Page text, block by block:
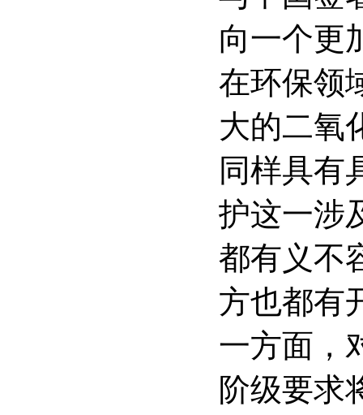
向一个更
在环保领
大的二氧
同样具有
护这一涉
都有义不
方也都有
一方面，
阶级要求